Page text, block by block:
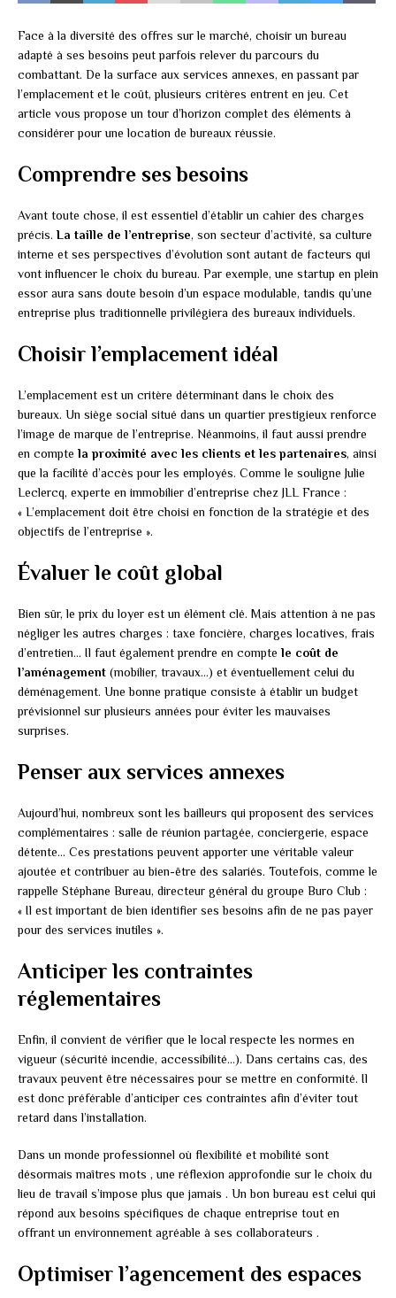
Face à la diversité des offres sur le marché, choisir un bureau
adapté à ses besoins peut parfois relever du parcours du
combattant. De la surface aux services annexes, en passant par
l’emplacement et le coût, plusieurs critères entrent en jeu. Cet
article vous propose un tour d’horizon complet des éléments à
considérer pour une location de bureaux réussie.
Comprendre ses besoins
Avant toute chose, il est essentiel d’établir un cahier des charges
précis.La taille de l’entreprise, son secteur d’activité, sa culture
interne et ses perspectives d’évolution sont autant de facteurs qui
vont influencer le choix du bureau. Par exemple, une startup en plein
essor aura sans doute besoin d’un espace modulable, tandis qu’une
entreprise plus traditionnelle privilégiera des bureaux individuels.
Choisir l’emplacement idéal
L’emplacement est un critère déterminant dans le choix des
bureaux. Un siège social situé dans un quartier prestigieux renforce
l’image de marque de l’entreprise. Néanmoins, il faut aussi prendre
en compte la proximité avec les clients et les partenaires, ainsi
que la facilité d’accès pour les employés. Comme le souligne Julie
Leclercq, experte en immobilier d’entreprise chez JLL France :
« L’emplacement doit être choisi en fonction de la stratégie et des
objectifs de l’entreprise ».
Évaluer le coût global
Bien sûr, le prix du loyer est un élément clé. Mais attention à ne pas
négliger les autres charges : taxe foncière, charges locatives, frais
d’entretien… Il faut également prendre en compte le coût de
l’aménagement (mobilier, travaux…) et éventuellement celui du
déménagement. Une bonne pratique consiste à établir un budget
prévisionnel sur plusieurs années pour éviter les mauvaises
surprises.
Penser aux services annexes
Aujourd’hui, nombreux sont les bailleurs qui proposent des services
complémentaires : salle de réunion partagée, conciergerie, espace
détente… Ces prestations peuvent apporter une véritable valeur
ajoutée et contribuer au bien-être des salariés. Toutefois, comme le
rappelle Stéphane Bureau, directeur général du groupe Buro Club :
« Il est important de bien identifier ses besoins afin de ne pas payer
pour des services inutiles ».
Anticiper les contraintes
réglementaires
Enfin, il convient de vérifier que le local respecte les normes en
vigueur (sécurité incendie, accessibilité…). Dans certains cas, des
travaux peuvent être nécessaires pour se mettre en conformité. Il
est donc préférable d’anticiper ces contraintes afin d’éviter tout
retard dans l’installation.
Dans un monde professionnel où flexibilité et mobilité sont
désormais maîtres mots , une réflexion approfondie sur le choix du
lieu de travail s’impose plus que jamais . Un bon bureau est celui qui
répond aux besoins spécifiques de chaque entreprise tout en
offrant un environnement agréable à ses collaborateurs .
Optimiser l’agencement des espaces